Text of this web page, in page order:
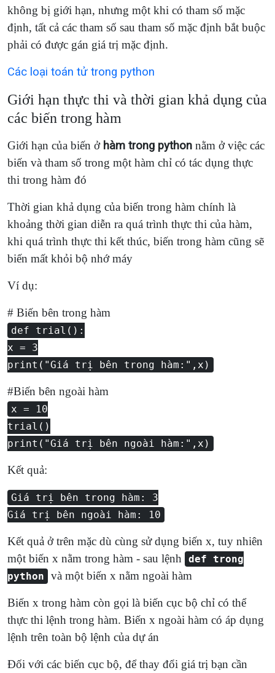
không bị giới hạn, nhưng một khi có tham số mặc
định, tất cả các tham số sau tham số mặc định bắt buộc
phải có được gán giá trị mặc định.
Các loại toán tử trong python
Giới hạn thực thi và thời gian khả dụng của
các biến trong hàm
Giới hạn của biến ở hàm trong python nằm ở việc các
biến và tham số trong một hàm chỉ có tác dụng thực
thi trong hàm đó
Thời gian khả dụng của biến trong hàm chính là
khoảng thời gian diễn ra quá trình thực thi của hàm,
khi quá trình thực thi kết thúc, biến trong hàm cũng sẽ
biến mất khỏi bộ nhớ máy
Ví dụ:
# Biến bên trong hàm
def trial():
x = 3
print("Giá trị bên trong hàm:",x)
#Biến bên ngoài hàm
x = 10
trial()
print("Giá trị bên ngoài hàm:",x)
Kết quả:
Giá trị bên trong hàm: 3
Giá trị bên ngoài hàm: 10
Kết quả ở trên mặc dù cùng sử dụng biến x, tuy nhiên
một biến x nằm trong hàm - sau lệnh
def trong
python
và một biến x nằm ngoài hàm
Biến x trong hàm còn gọi là biến cục bộ chỉ có thể
thực thi lệnh trong hàm. Biến x ngoài hàm có áp dụng
lệnh trên toàn bộ lệnh của dự án
Đối với các biến cục bộ, để thay đổi giá trị bạn cần